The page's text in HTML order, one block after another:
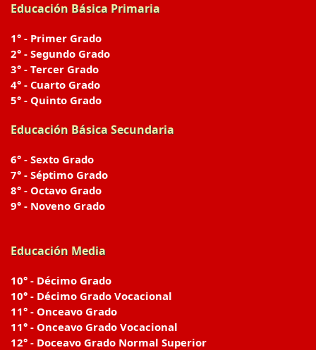
Educación Básica Primaria
1° - Primer Grado
2° - Segundo Grado
3° - Tercer Grado
4° - Cuarto Grado
5° - Quinto Grado
Educación Básica Secundaria
6° - Sexto Grado
7° - Séptimo Grado
8° - Octavo Grado
9° - Noveno Grado
Educación Media
10° - Décimo Grado
10° - Décimo Grado Vocacional
11° - Onceavo Grado
11° - Onceavo Grado Vocacional
12° - Doceavo Grado Normal Superior